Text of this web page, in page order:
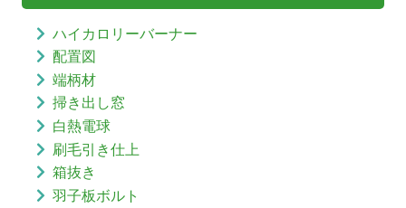
ハイカロリーバーナー
配置図
端柄材
掃き出し窓
白熱電球
刷毛引き仕上
箱抜き
羽子板ボルト